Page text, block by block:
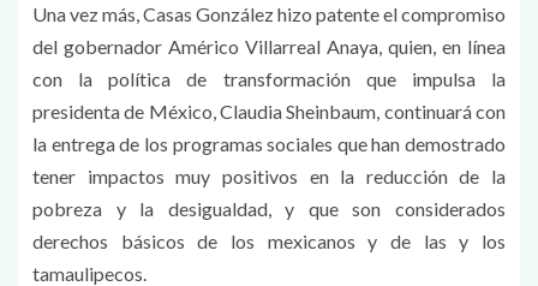
Una vez más, Casas González hizo patente el compromiso
del gobernador Américo Villarreal Anaya, quien, en línea
con la política de transformación que impulsa la
presidenta de México, Claudia Sheinbaum, continuará con
la entrega de los programas sociales que han demostrado
tener impactos muy positivos en la reducción de la
pobreza y la desigualdad, y que son considerados
derechos básicos de los mexicanos y de las y los
tamaulipecos.